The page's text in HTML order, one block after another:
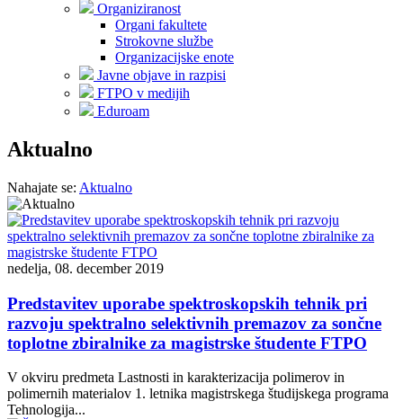
Organiziranost
Organi fakultete
Strokovne službe
Organizacijske enote
Javne objave in razpisi
FTPO v medijih
Eduroam
Aktualno
Nahajate se: Aktualno
nedelja, 08. december 2019
Predstavitev uporabe spektroskopskih tehnik pri
razvoju spektralno selektivnih premazov za sončne
toplotne zbiralnike za magistrske študente FTPO
V okviru predmeta Lastnosti in karakterizacija polimerov in
polimernih materialov 1. letnika magistrskega študijskega programa
Tehnologija...